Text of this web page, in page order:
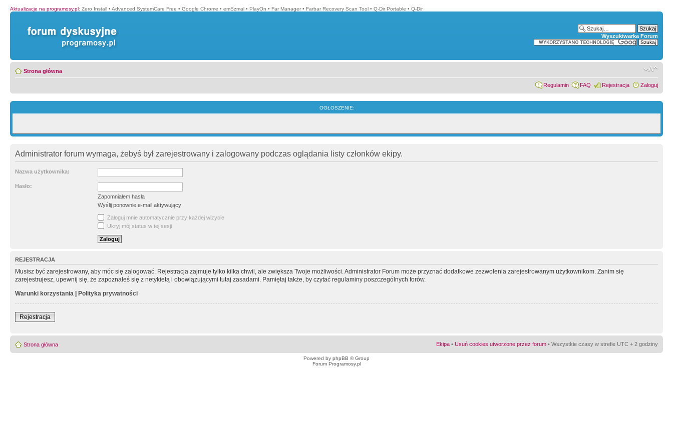
Aktualizacje na programosy.pl: Zero Install • Advanced SystemCare Free • Google Chrome • emSzmal • PlayOn • Far Manager • Farbar Recovery Scan Tool • Q-Dir Portable • Q-Dir
Wyszukiwarka Forum
Strona główna
Regulamin FAQ Rejestracja Zaloguj
OGŁOSZENIE:
Administrator forum wymaga, żebyś był zarejestrowany i zalogowany podczas oglądania listy członków ekipy.
Nazwa użytkownika:
Hasło:
Zapomniałem hasła
Wyślij ponownie e-mail aktywujący
Zaloguj mnie automatycznie przy każdej wizycie
Ukryj mój status w tej sesji
REJESTRACJA
Musisz być zarejestrowany, aby móc się zalogować. Rejestracja zajmuje tylko kilka chwil, ale zwiększa Twoje możliwości. Administrator Forum może przyznać dodatkowe zezwolenia zarejestrowanym użytkownikom. Zanim się
zarejestrujesz, upewnij się, że zapoznałeś się z netykietą i obowiązującymi tutaj zasadami. Pamiętaj także, by czytać regulaminy poszczególnych forów.
Warunki korzystania | Polityka prywatności
Rejestracja
Strona główna Ekipa • Usuń cookies utworzone przez forum • Wszystkie czasy w strefie UTC + 2 godziny
Powered by phpBB © Group
Forum Programosy.pl